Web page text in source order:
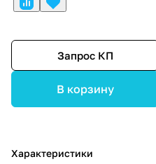
Запрос КП
В корзину
Характеристики